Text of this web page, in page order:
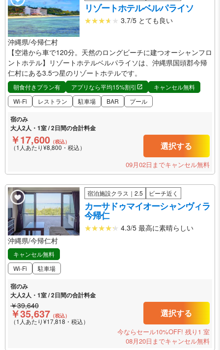
リゾートホテルベルパライソ
3.7/5 とても良い
沖縄県/今帰仁村
【空港から車で120分。天然のロングビーチに建つオーシャンフロ
ントホテル】リゾートホテルベルパライソは、沖縄県国頭郡今帰
仁村にある3.5つ星のリゾートホテルです。
朝食付きプラン有 アプリなら平均15%割引
キャンセル無料
Wi-Fi
レストラン 駐車場 BAR プール
宿のみ
大人2人・1室 / 2日間の合計料金
￥17,600 （税込）
（1人あたり¥8,800・税込） 選択する
09月02日までキャンセル無料
宿泊施設クラス｜2.5 ビーチ近く
カーサドゥマイオーシャンヴィラ
今帰仁
4.3/5 最高に素晴らしい
沖縄県/今帰仁村
キャンセル無料
Wi-Fi
駐車場
宿のみ
大人2人・1室 / 2日間の合計料金
￥39,640
￥35,637 （税込）
（1人あたり¥17,818・税込）
選択する
今ならセール10%OFF! 残り1 室
08月20日までキャンセル無料